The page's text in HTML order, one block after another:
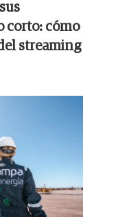
corto: cómo
streaming